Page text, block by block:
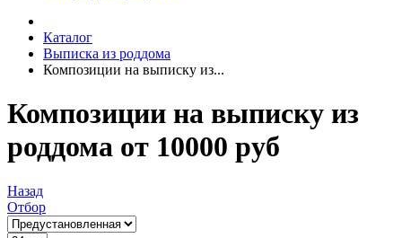
Каталог
Выписка из роддома
Композиции на выписку из...
Композиции на выписку из
роддома от 10000 руб
Назад
Отбор